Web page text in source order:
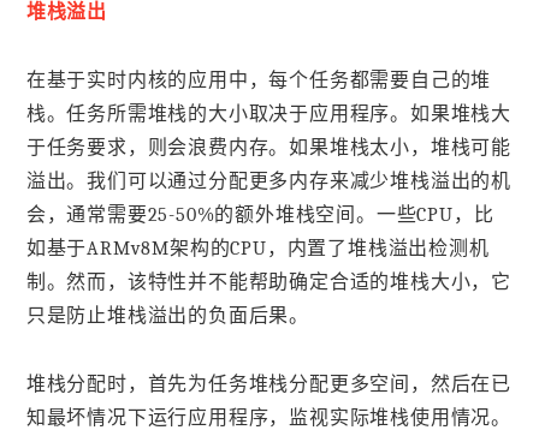
堆栈溢出
在基于实时内核的应用中，每个任务都需要自己的堆
栈。任务所需堆栈的大小取决于应用程序。如果堆栈大
于任务要求，则会浪费内存。如果堆栈太小，堆栈可能
溢出。我们可以通过分配更多内存来减少堆栈溢出的机
会，通常需要25-50%的额外堆栈空间。一些CPU，比
如基于ARMv8M架构的CPU，内置了堆栈溢出检测机
制。然而，该特性并不能帮助确定合适的堆栈大小，它
只是防止堆栈溢出的负面后果。
堆栈分配时，首先为任务堆栈分配更多空间，然后在已
知最坏情况下运行应用程序，监视实际堆栈使用情况。